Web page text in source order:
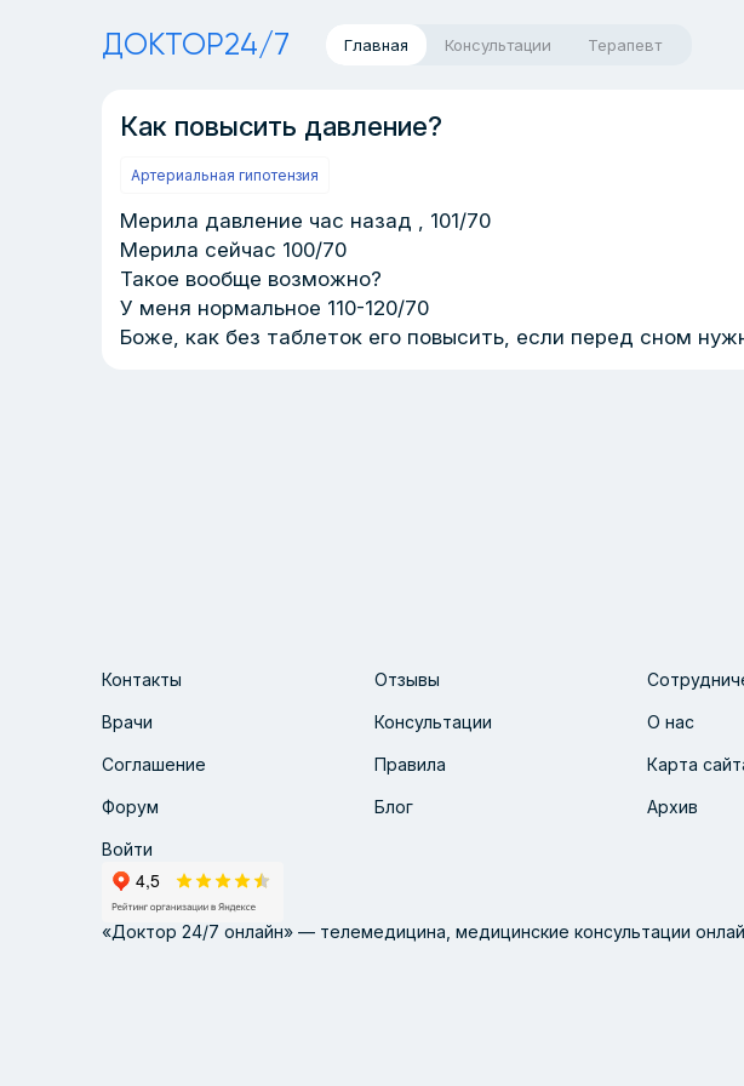
ДОКТОР24/7 Главная Консультации Терапевт
Как повысить давление?
Артериальная гипотензия
Мерила давление час назад , 101/70
Мерила сейчас 100/70
Такое вообще возможно?
У меня нормальное 110-120/70
Боже, как без таблеток его повысить, если перед сном
Контакты Отзывы
Врачи Консультации О нас
Соглашение Правила Карта
Форум Блог Архив
Войти
«Доктор 24/7 онлайн» — телемедицина, медицинские консультации